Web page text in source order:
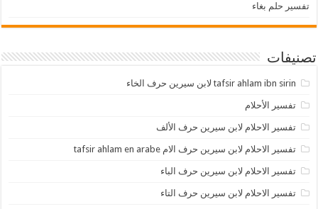
تفسير حلم بغاء
تصنيفات
tafsir ahlam ibn sirin لابن سيرين حرف الخاء
تفسير الأحلام
تفسير الاحلام لابن سيرين حرف الألف
تفسير الاحلام لابن سيرين حرف الام tafsir ahlam en arabe
تفسير الاحلام لابن سيرين حرف الباء
تفسير الاحلام لابن سيرين حرف التاء